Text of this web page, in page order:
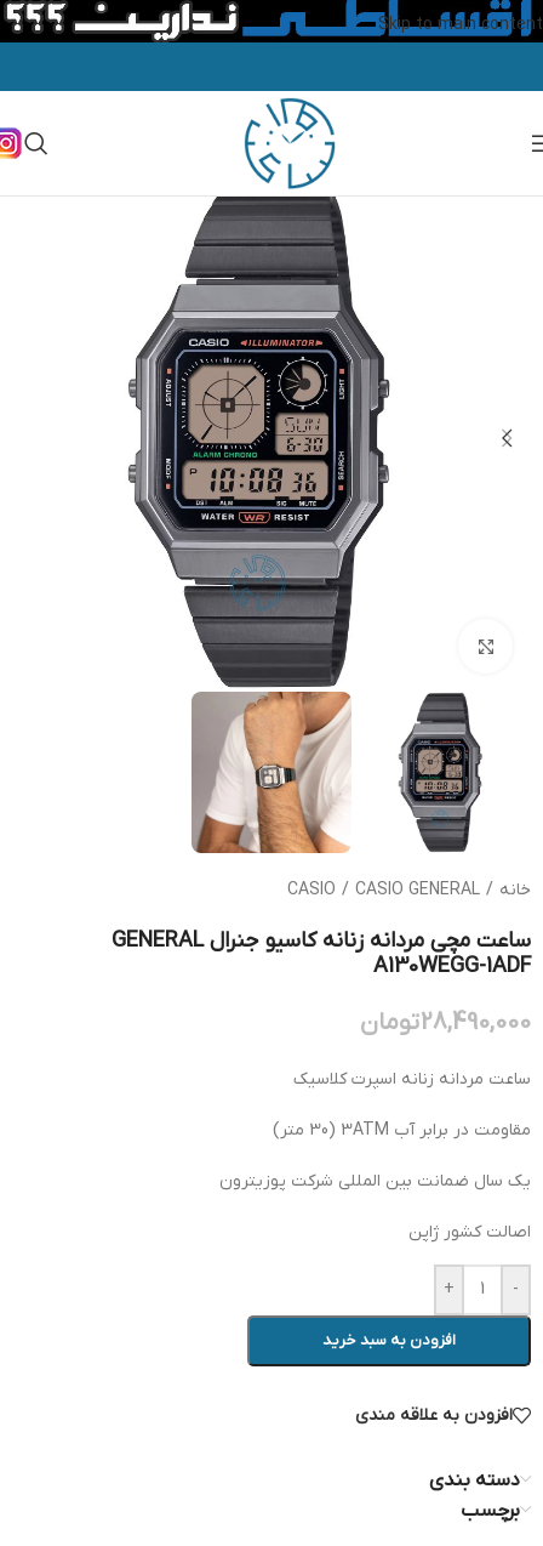
Skip to main content
خانه /
CASIO / CASIO GENERAL
ساعت مچی مردانه زنانه کاسیو جنرال GENERAL
A130WEGG-1ADF
28,490,000تومان
ساعت مردانه زنانه اسپرت کلاسیک
مقاومت در برابر آب 3ATM (30 متر)
یک سال ضمانت بین المللی شرکت پوزیترون
اصالت کشور ژاپن
-
+
افزودن به سبد خرید
افزودن به علاقه مندی
دسته بندی
برچسب